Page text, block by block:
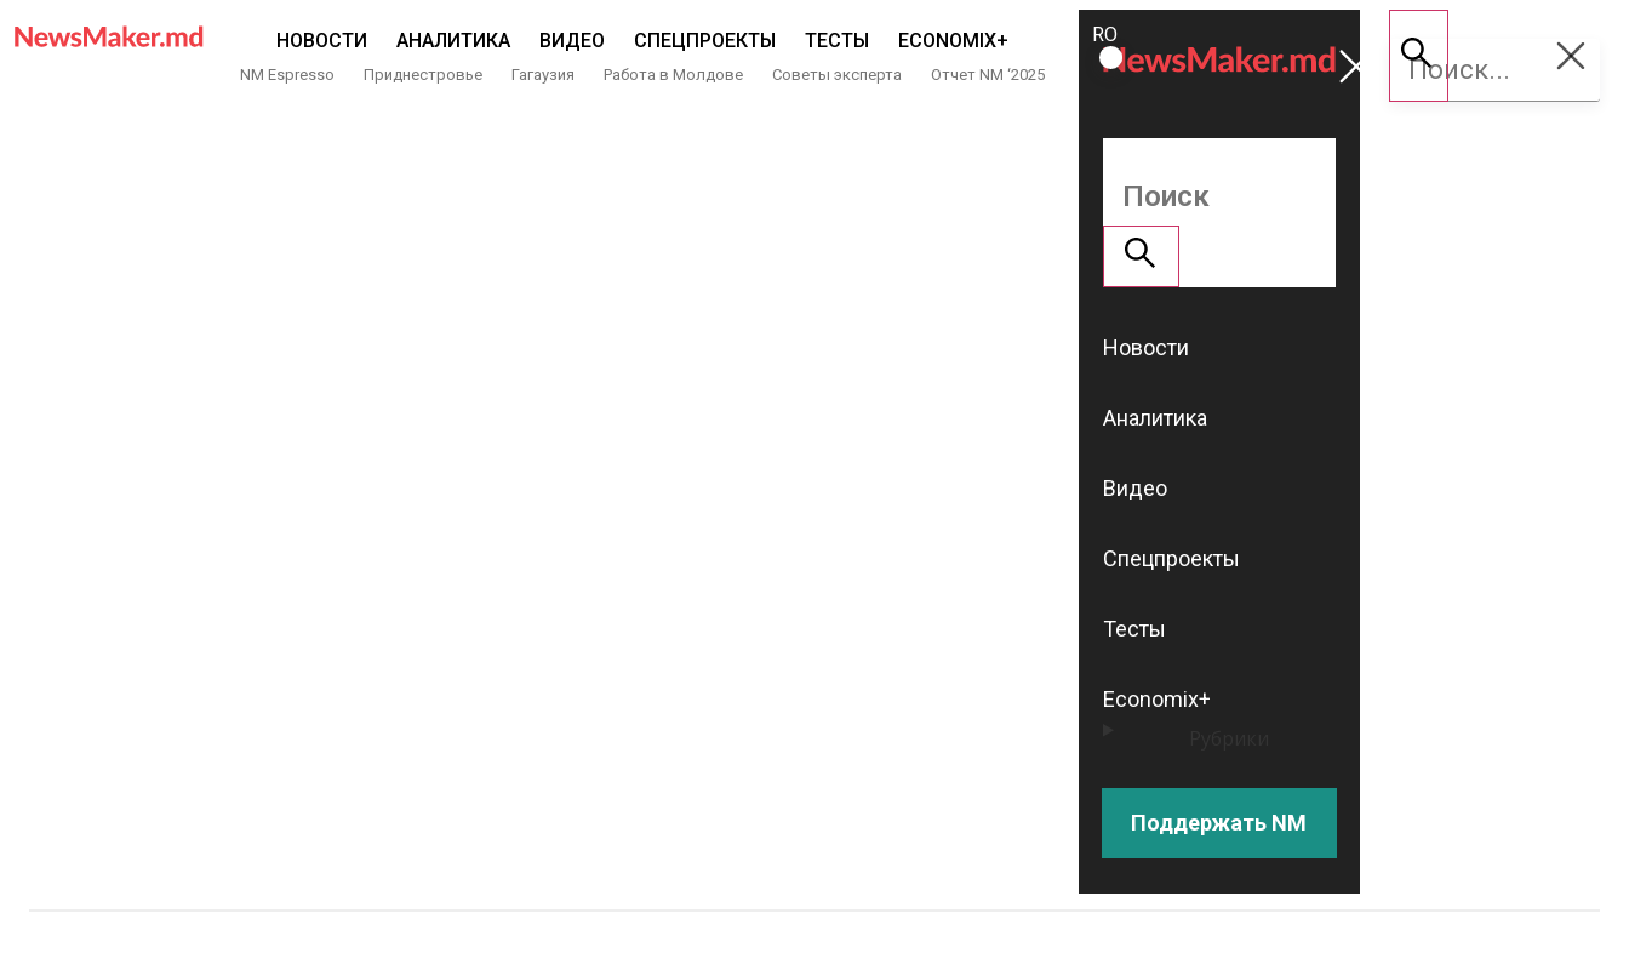
НОВОСТИ АНАЛИТИКА ВИДЕО СПЕЦПРОЕКТЫ ТЕСТЫ ECONOMIX+
NM Espresso Приднестровье Гагаузия Работа в Молдове Советы эксперта Отчет NM ‘2025
ROMÂNĂ
RU
Поддержать
NM
Новости
Аналитика
Видео
Спецпроекты
Тесты
Economix+
Поддержать NM